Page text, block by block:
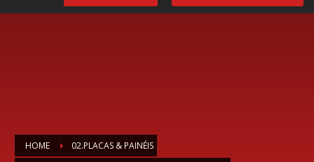
HOME
02.PLACAS & PAINÉIS